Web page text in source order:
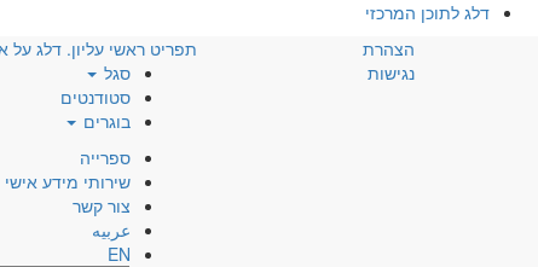
דלג לתוכן המרכזי
הצהרת
נגישות
תפריט ראשי עליון. דלג על
סגל
סטודנטים
בוגרים
ספרייה
שירותי מידע אישי
צור קשר
عربيه
EN